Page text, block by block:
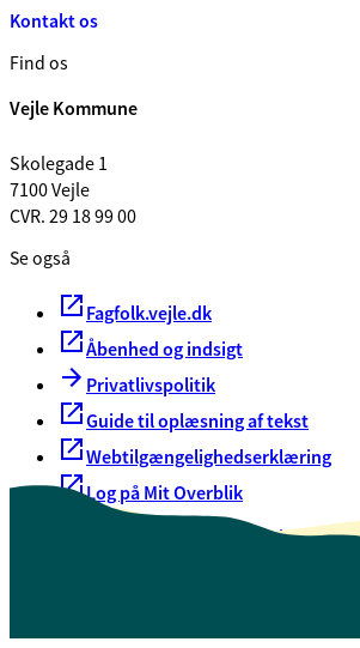
Kontakt os
Find os
Vejle Kommune
Skolegade 1
7100 Vejle
CVR. 29 18 99 00
Se også
Fagfolk.vejle.dk
Åbenhed og indsigt
Privatlivspolitik
Guide til oplæsning af tekst
Webtilgængelighedserklæring
Log på Mit Overblik
Oversigt